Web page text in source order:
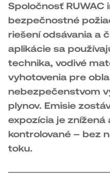
Spoločnosť RUWAC
bezpečnostné
riešení odsávania a
aplikácie sa
technika, vodivé
vyhotovenia pre
nebezpečenstvom
plynov. Emisie
expozícia je znížená
kontrolované – bez
toku.